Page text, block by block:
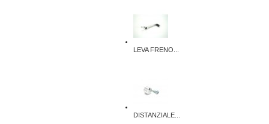
LEVA FRENO...
DISTANZIALE...